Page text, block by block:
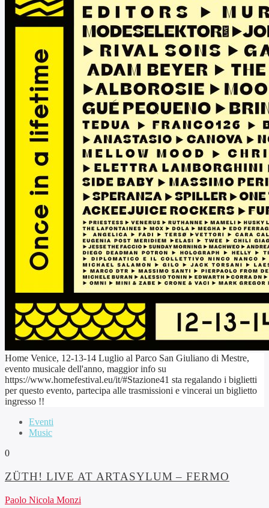
Home Venice, 12-13-14 Luglio al Parco San Giuliano di Mestre,
evento musicale dell'anno, maggior info su
https://www.homefestival.eu/it/#Stazione41 sta regalando i biglietti
per questo evento, partecipa alle trasmissioni e vincerai un biglietto
ingresso !!
Eventi
Music
0
ZÜTH! LIVE AT ARTASYLUM – FERMO
Paolo Nicola Monzi